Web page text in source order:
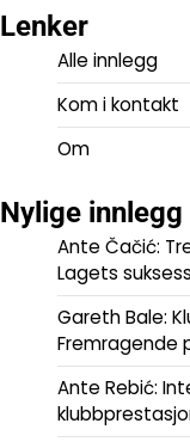
Lenker
Alle innlegg
Kom i kontakt
Om
Nylige innlegg
Ante Čačić:
Lagets suksess
Gareth Bale:
Fremragende
Ante Rebić: